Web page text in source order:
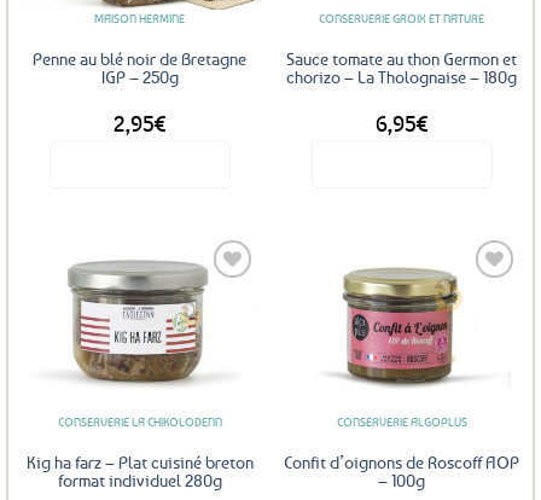
MAISON HERMINE
Penne au blé noir de Bretagne
IGP – 250g
2,95€
CONSERVERIE GROIX ET NATURE
Sauce tomate au thon Germon et
chorizo – La Tholognaise – 180g
6,95€
CONSERVERIE LA CHIKOLODENN
Kig ha farz – Plat cuisiné breton
format individuel 280g
CONSERVERIE ALGOPLUS
Confit d’oignons de Roscoff AOP
– 100g